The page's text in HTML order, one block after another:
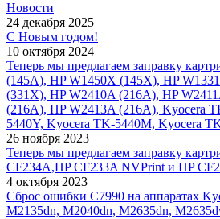
Новости
24 декабря 2025
С Новым годом!
10 октября 2024
Теперь мы предлагаем заправку
(145A), HP W1450X (145X), HP
(331X), HP W2410A (216A), HP
(216A), HP W2413A (216A), Kyocera
5440Y, Kyocera TK-5440M, Kyocera
26 ноября 2023
Теперь мы предлагаем заправку
CF234A,HP CF233A NVPrint и HP
4 октября 2023
Сброс ошибки С7990 на аппаратах
M2135dn, M2040dn, M2635dn,